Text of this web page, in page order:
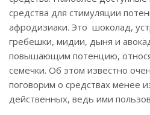
средства для стимуляции
афродизиаки. Это шоколад,
гребешки, мидии, дыня и
повышающим потенцию,
семечки. Об этом известно
поговорим о средствах менее
действенных, ведь ими